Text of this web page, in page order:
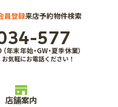
員登録来店予約物件検索
577
年末年始・GW・夏季休業）
気軽にお電話ください！
店舗案内